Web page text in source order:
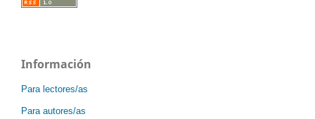
Información
Para lectores/as
Para autores/as